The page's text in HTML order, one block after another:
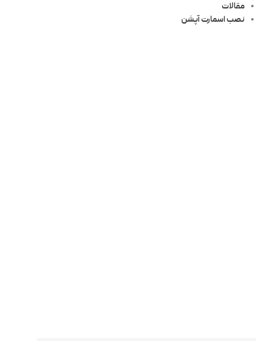
مقالات
نصب اسمارت آپشن